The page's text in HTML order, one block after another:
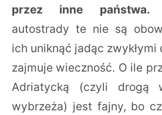
przez inne państwa.
autostrady te nie są
ich uniknąć jadąc
zajmuje wieczność. O ile
Adriatycką (czyli drogą
wybrzeża) jest fajny, bo